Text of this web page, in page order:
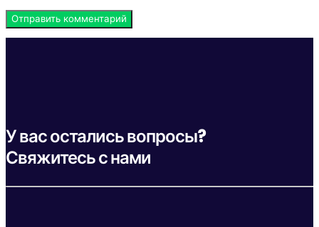
У вас остались вопросы?
Свяжитесь с нами